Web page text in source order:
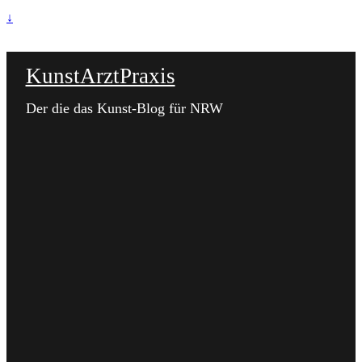
↓
KunstArztPraxis
Der die das Kunst-Blog für NRW